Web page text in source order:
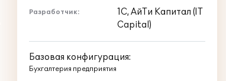
Разработчик:
1С, АйТи Капитал (IT
Capital)
Базовая конфигурация:
Бухгалтерия предприятия